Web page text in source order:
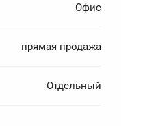
Офис
прямая продажа
Отдельный